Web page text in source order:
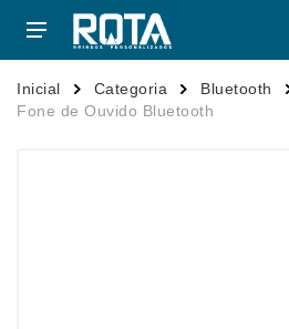
Inicial Categoria
Bluetooth
Fone de Ouvido Bluetooth